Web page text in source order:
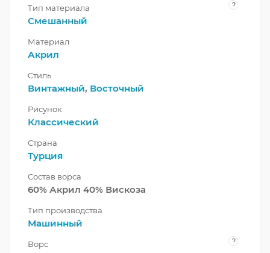
Тип материала ?
Смешанный
Материал
Акрил
Стиль
Винтажный, Восточный
Рисунок
Классический
Страна
Турция
Состав ворса
60% Акрил 40% Вискоза
Тип производства
Машинный
Ворс ?